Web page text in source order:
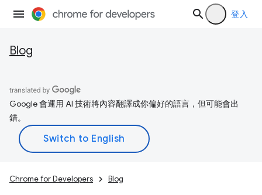
登入
Blog
Google 會運用 AI 技術將內容翻譯成你偏好的語言，但可能會出
錯。
Chrome for Developers Blog